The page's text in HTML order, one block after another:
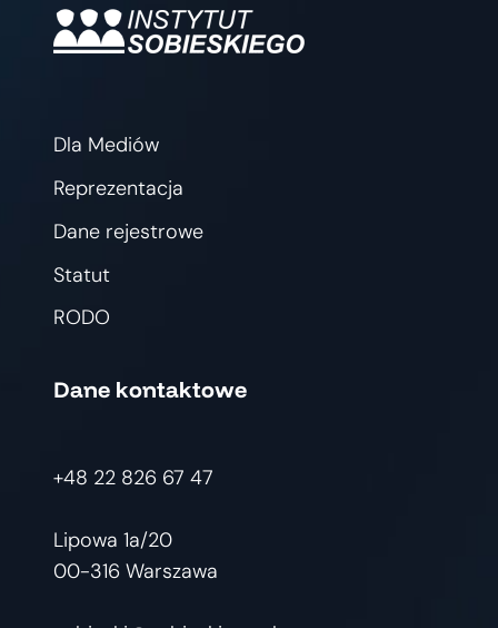
Dla Mediów
Reprezentacja
Dane rejestrowe
Statut
RODO
Dane kontaktowe
+48 22 826 67 47
Lipowa 1a/20
00-316 Warszawa